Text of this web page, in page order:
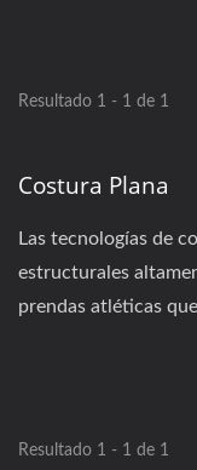
Resultado 1 - 1 de 1
Costura Plana
Las tecnologías de
estructurales
prendas atléticas
Resultado 1 - 1 de 1